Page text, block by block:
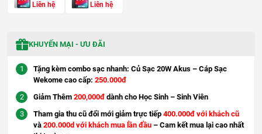
Liên hệ
Liên hệ
KHUYẾN MẠI - ƯU ĐÃI
Tặng kèm combo sạc nhanh: Củ Sạc 20W Akus – Cáp Sạc
Wekome cao cấp: 250.000đ
Giảm Thêm 200,000đ dành cho Học Sinh – Sinh Viên
Tham gia thu cũ đổi mới giảm trực tiếp 400.000đ với khách cũ
và 200.000d với khách mua lần đầu – Cam kết mua lại cao nhất